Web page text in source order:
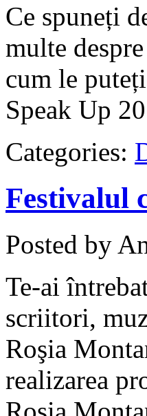
Ce spuneți
multe
cum le
Speak Up
Categories:
Festivalul
Posted by
Te-ai
scriitori,
Roşia
realizarea